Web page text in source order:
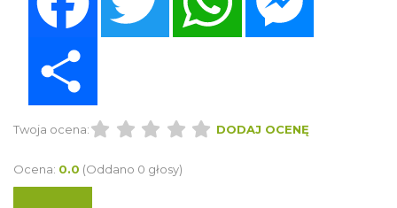
Twoja ocena: DODAJ OCENĘ
Ocena: 0.0 (Oddano 0 głosy)